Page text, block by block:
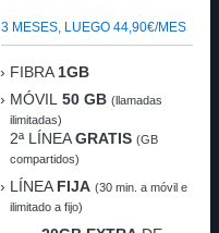
3 MESES, LUEGO 44,90€/MES
FIBRA 1GB
MÓVIL 50 GB (llamadas
ilimitadas)
2ª LÍNEAGRATIS (GB
compartidos)
LÍNEA FIJA (30 min. a móvil e
ilimitado a fijo)